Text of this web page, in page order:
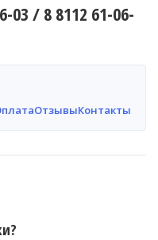
03 / 8 8112 61-06-
ОтзывыКонтакты